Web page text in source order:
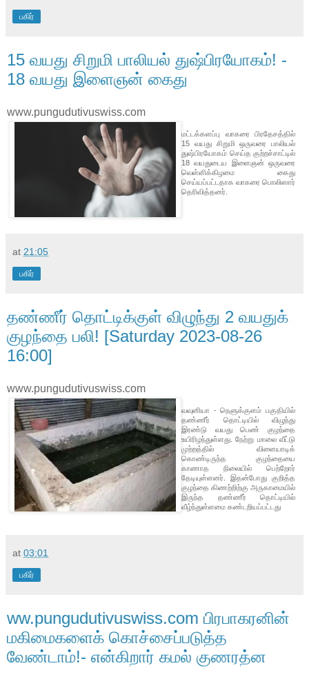
பகிர்
15 வயது சிறுமி பாலியல் துஷ்பிரயோகம்! -
18 வயது இளைஞன் கைது
www.pungudutivuswiss.com
மட்டக்களப்பு வாகரை பிரதேசத்தில்
15 வயது சிறுமி ஒருவரை பாலியல்
துஷ்பிரயோகம் செய்த குற்றச்சாட்டில்
18 வயதுடைய இளைஞன் ஒருவரை
வெள்ளிக்கிழமை கைது
செய்யப்பட்டதாக வாகரை பொலிஸார்
தெரிவித்தனர்.
at 21:05
பகிர்
தண்ணீர் தொட்டிக்குள் விழுந்து 2 வயதுக்
குழந்தை பலி! [Saturday 2023-08-26
16:00]
www.pungudutivuswiss.com
வவுனியா - நெளுக்குளம் பகுதியில்
தண்ணீர் தொட்டியில் விழுந்து
இரண்டு வயது பெண் குழந்தை
உயிரிழந்துள்ளது. நேற்று மாலை வீட்டு
முற்றத்தில் விளையாடிக்
கொண்டிருந்த குழந்தையை
காணாத நிலையில் பெற்றோர்
தேடியுள்ளனர். இதன்போது குறித்த
குழந்தை கிணற்றிற்கு அருகாமையில்
இருந்த தண்ணீர் தொட்டியில்
வீழ்ந்துள்ளமை கண்டறியப்பட்டது
at 03:01
பகிர்
ww.pungudutivuswiss.com பிரபாகரனின்
மகிமைகளைக் கொச்சைப்படுத்த
வேண்டாம்!- என்கிறார் கமல் குணரத்ன